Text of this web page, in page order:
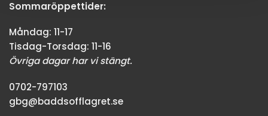
Sommaröppettider:
Måndag: 11-17
Tisdag-Torsdag: 11-16
Övriga dagar har vi stängt.
0702-797103
gbg@baddsofflagret.se